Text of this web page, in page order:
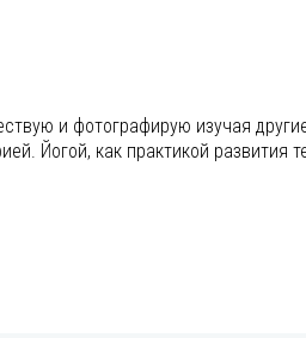
и фотографирую изучая
Йогой, как практикой развития